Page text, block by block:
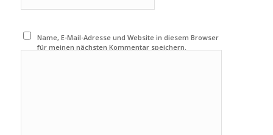
Name, E-Mail-Adresse und Website in diesem Browser
für meinen nächsten Kommentar speichern.